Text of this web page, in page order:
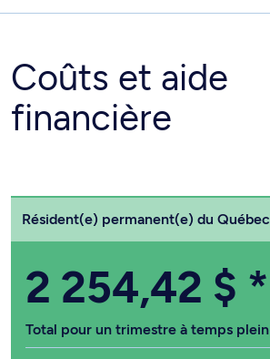
Coûts et aide
financière
Choisissez votre statut
Résident(e) permanent(e) du Québec
2 254,42 $ *
Total pour un trimestre à temps